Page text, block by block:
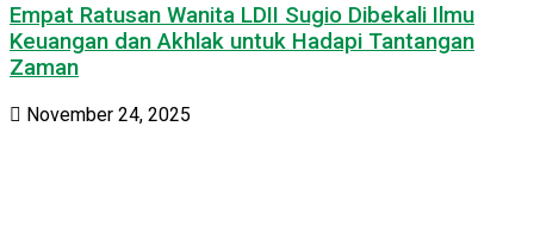
Empat Ratusan Wanita LDII Sugio Dibekali Ilmu
Keuangan dan Akhlak untuk Hadapi Tantangan
Zaman
November 24, 2025